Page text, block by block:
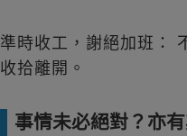
準時收工，謝絕加班：
收拾離開。
事情未必絕對？亦